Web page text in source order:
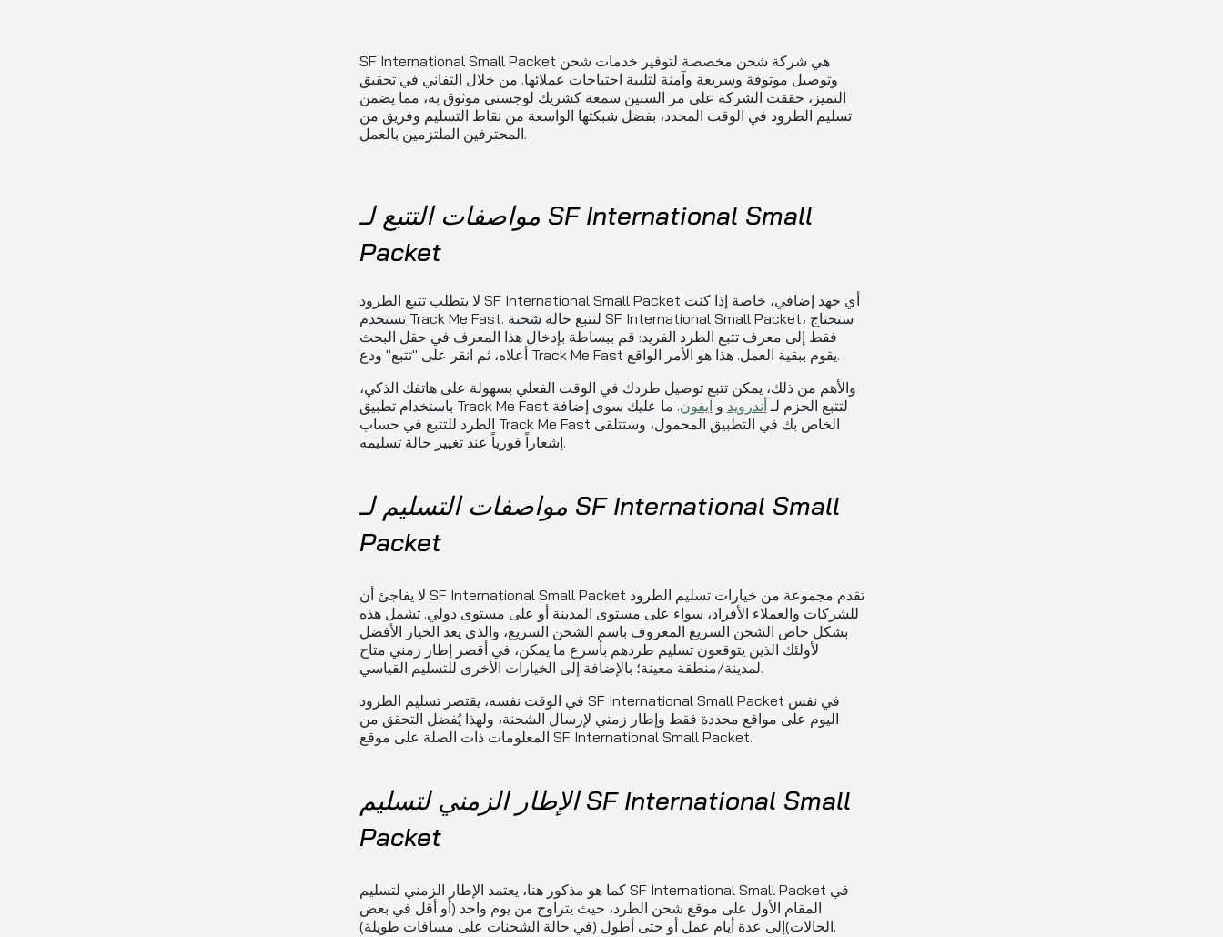
SF International Small Packet هي شركة شحن مخصصة لتوفير خدمات شحن
وتوصيل موثوقة وسريعة وآمنة لتلبية احتياجات عملائها. من خلال التفاني في تحقيق
التميز، حققت الشركة على مر السنين سمعة كشريك لوجستي موثوق به، مما يضمن
تسليم الطرود في الوقت المحدد، بفضل شبكتها الواسعة من نقاط التسليم وفريق من
المحترفين الملتزمين بالعمل.
مواصفات التتبع لـ SF International Small
Packet
لا يتطلب تتبع الطرود SF International Small Packet أي جهد إضافي، خاصة إذا كنت
تستخدم Track Me Fast. لتتبع حالة شحنة SF International Small Packet، ستحتاج
فقط إلى معرف تتبع الطرد الفريد: قم ببساطة بإدخال هذا المعرف في حقل البحث
أعلاه، ثم انقر على "تتبع" ودع Track Me Fast يقوم ببقية العمل. هذا هو الأمر الواقع.
والأهم من ذلك، يمكن تتبع توصيل طردك في الوقت الفعلي بسهولة على هاتفك الذكي،
باستخدام تطبيق Track Me Fast لتتبع الحزم لـ أندرويد و آيفون. ما عليك سوى إضافة
الطرد للتتبع في حساب Track Me Fast الخاص بك في التطبيق المحمول، وستتلقى
إشعاراً فورياً عند تغيير حالة تسليمه.
مواصفات التسليم لـ SF International Small
Packet
لا يفاجئ أن SF International Small Packet تقدم مجموعة من خيارات تسليم الطرود
للشركات والعملاء الأفراد، سواء على مستوى المدينة أو على مستوى دولي. تشمل هذه
بشكل خاص الشحن السريع المعروف باسم الشحن السريع، والذي يعد الخيار الأفضل
لأولئك الذين يتوقعون تسليم طردهم بأسرع ما يمكن، في أقصر إطار زمني متاح
لمدينة/منطقة معينة؛ بالإضافة إلى الخيارات الأخرى للتسليم القياسي.
في الوقت نفسه، يقتصر تسليم الطرود SF International Small Packet في نفس
اليوم على مواقع محددة فقط وإطار زمني لإرسال الشحنة، ولهذا يُفضل التحقق من
المعلومات ذات الصلة على موقع SF International Small Packet.
الإطار الزمني لتسليم SF International Small
Packet
كما هو مذكور هنا، يعتمد الإطار الزمني لتسليم SF International Small Packet في
المقام الأول على موقع شحن الطرد، حيث يتراوح من يوم واحد (أو أقل في بعض
الحالات)إلى عدة أيام عمل أو حتى أطول (في حالة الشحنات على مسافات طويلة).